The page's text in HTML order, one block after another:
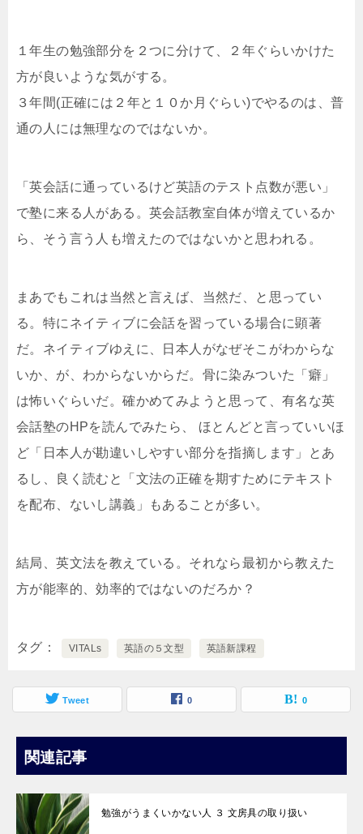
１年生の勉強部分を２つに分けて、２年ぐらいかけた
方が良いような気がする。
３年間(正確には２年と１０か月ぐらい)でやるのは、普
通の人には無理なのではないか。
「英会話に通っているけど英語のテスト点数が悪い」
で塾に来る人がある。英会話教室自体が増えているか
ら、そう言う人も増えたのではないかと思われる。
まあでもこれは当然と言えば、当然だ、と思ってい
る。特にネイティブに会話を習っている場合に顕著
だ。ネイティブゆえに、日本人がなぜそこがわからな
いか、が、わからないからだ。骨に染みついた「癖」
は怖いぐらいだ。確かめてみようと思って、有名な英
会話塾のHPを読んでみたら、 ほとんどと言っていいほ
ど「日本人が勘違いしやすい部分を指摘します」とあ
るし、良く読むと「文法の正確を期すためにテキスト
を配布、ないし講義」もあることが多い。
結局、英文法を教えている。それなら最初から教えた
方が能率的、効率的ではないのだろか？
タグ VITALs 英語の５文型 英語新課程
Tweet 0 0
関連記事
勉強がうまくいかない人 ３ 文房具の取り扱い